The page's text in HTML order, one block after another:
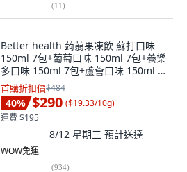
(11)
Better health 蒟蒻果凍飲 蘇打口味
150ml 7包+葡萄口味 150ml 7包+養樂
多口味 150ml 7包+蘆薈口味 150ml 7
包, 1套, 150g
首購折扣價$484
40% $290 ($19.33/10g)
運費 $195
8/12 星期三 預計送達
WOW免運
(934)